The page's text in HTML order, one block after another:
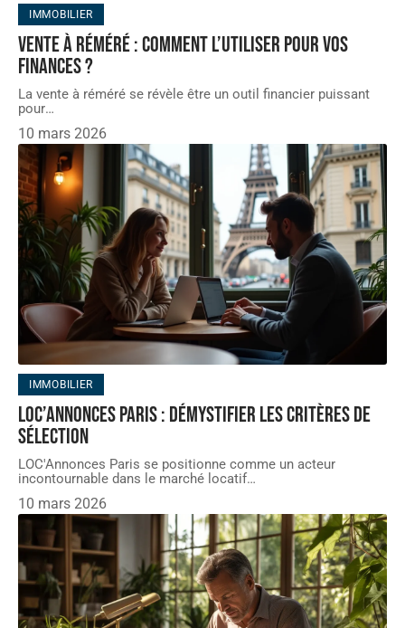
IMMOBILIER
Vente à réméré : comment l’utiliser pour vos
finances ?
La vente à réméré se révèle être un outil financier puissant
pour…
10 mars 2026
IMMOBILIER
LOC’Annonces Paris : démystifier les critères de
sélection
LOC'Annonces Paris se positionne comme un acteur
incontournable dans le marché locatif…
10 mars 2026